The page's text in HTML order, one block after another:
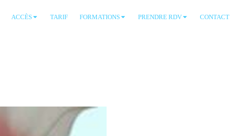
ACCÈS TARIF FORMATIONS PRENDRE RDV CONTACT